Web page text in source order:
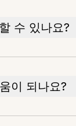
수 있나요?
이 되나요?